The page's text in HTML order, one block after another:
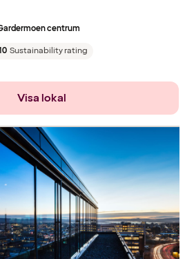
centrum
Sustainability rating
Visa lokal